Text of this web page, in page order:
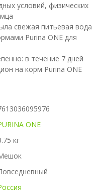
условий, физических
свежая питьевая вода
Purina ONE для
в течение 7 дней
на корм Purina ONE
ONE
кг